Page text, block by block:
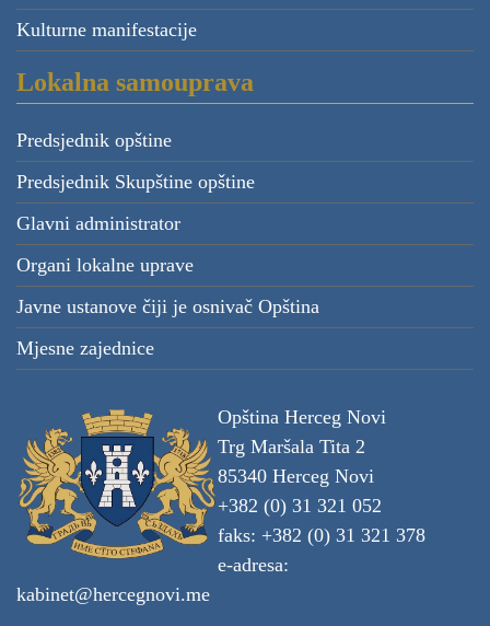
Kulturne manifestacije
Lokalna samouprava
Predsjednik opštine
Predsjednik Skupštine opštine
Glavni administrator
Organi lokalne uprave
Javne ustanove čiji je osnivač Opština
Mjesne zajednice
Opština Herceg Novi
Trg Maršala Tita 2
85340 Herceg Novi
+382 (0) 31 321 052
faks: +382 (0) 31 321 378
e-adresa:
kabinet@hercegnovi.me